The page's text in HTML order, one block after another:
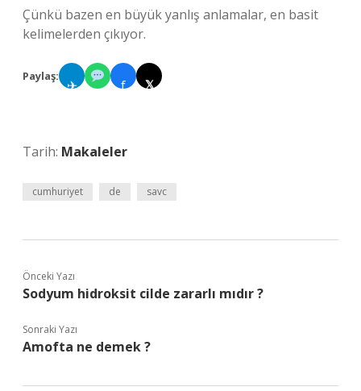
Çünkü bazen en büyük yanlış anlamalar, en basit
kelimelerden çıkıyor.
Paylaş:
✈ f 𝕏
Tarih: Makaleler
cumhuriyet de savc
Önceki Yazı
Sodyum hidroksit cilde zararlı mıdır ?
Sonraki Yazı
Amofta ne demek ?